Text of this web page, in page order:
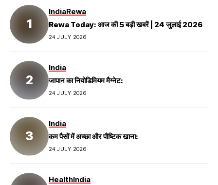
IndiaRewa
Rewa Today: आज की 5 बड़ी खबरें | 24 जुलाई 2026
24 JULY 2026
India
जापान का नियोडिमियम मैग्नेट:
24 JULY 2026
India
कम पैसों में अच्छा और पौष्टिक खाना:
24 JULY 2026
HealthIndia